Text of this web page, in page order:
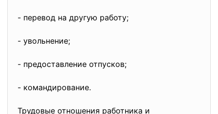
- перевод на другую работу;
- увольнение;
- предоставление отпусков;
- командирование.
Трудовые отношения работника и